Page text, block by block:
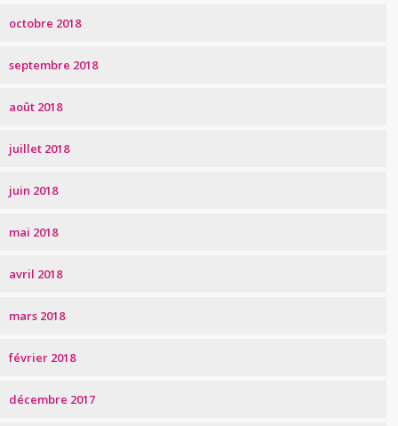
octobre 2018
septembre 2018
août 2018
juillet 2018
juin 2018
mai 2018
avril 2018
mars 2018
février 2018
décembre 2017